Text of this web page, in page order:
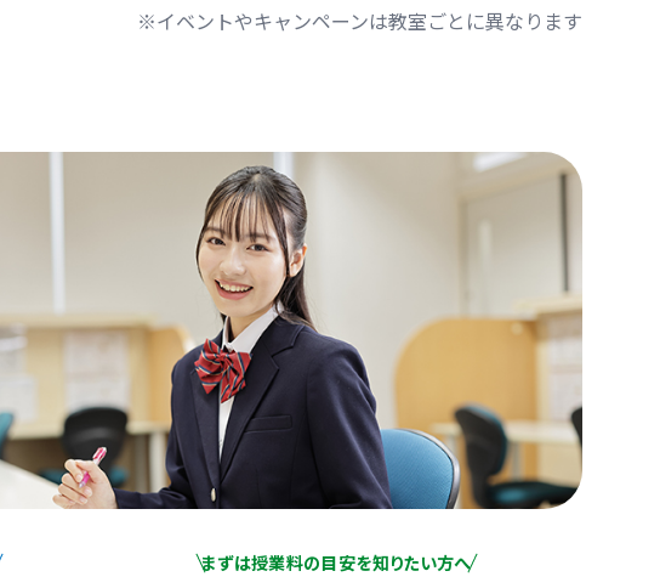
※イベントやキャンペーンは教室ごとに異なります
まずは授業料の目安を知りたい方へ